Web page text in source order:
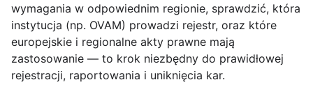
wymagania w odpowiednim regionie, sprawdzić, która
instytucja (np. OVAM) prowadzi rejestr, oraz które
europejskie i regionalne akty prawne mają
zastosowanie — to krok niezbędny do prawidłowej
rejestracji, raportowania i uniknięcia kar.